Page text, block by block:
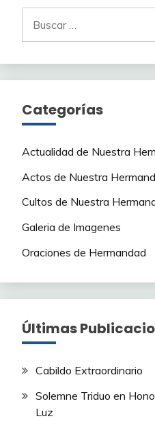
Categorías
Actualidad de Nuestra
Actos de Nuestra
Cultos de Nuestra
Galeria de Imagenes
Oraciones de Hermandad
Últimas
Cabildo Extraordinario
Solemne Triduo en
Luz